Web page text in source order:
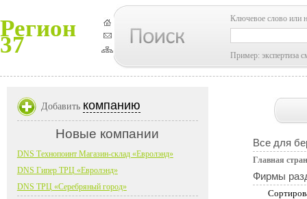
Регион
37
Ключевое слово или
Пример: экспертиза
Все для
Главная
Фирмы
Добавить компанию
Новые компании
DNS Технопоинт Магазин-склад «Евролэнд»
DNS Гипер ТРЦ «Евролэнд»
DNS ТРЦ «Серебряный город»